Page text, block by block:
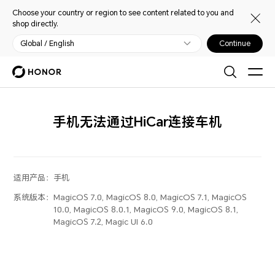
Choose your country or region to see content related to you and
shop directly.
Global / English Continue
手机无法通过HiCar连接车机
适用产品： 手机
系统版本：MagicOS 7.0, MagicOS 8.0, MagicOS 7.1, MagicOS
10.0, MagicOS 8.0.1, MagicOS 9.0, MagicOS 8.1,
MagicOS 7.2, Magic UI 6.0